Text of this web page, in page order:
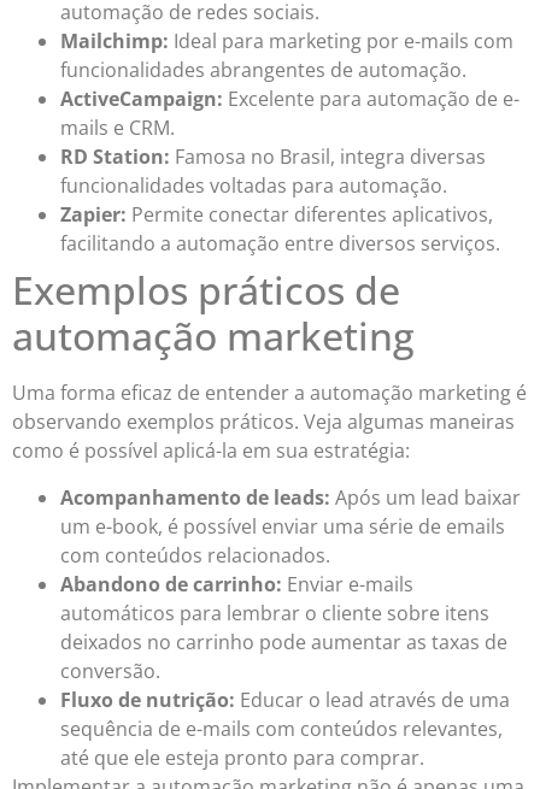
automação de redes sociais.
Mailchimp: Ideal para marketing por e-mails com
funcionalidades abrangentes de automação.
ActiveCampaign: Excelente para automação de e-
mails e CRM.
RD Station: Famosa no Brasil, integra diversas
funcionalidades voltadas para automação.
Zapier: Permite conectar diferentes aplicativos,
facilitando a automação entre diversos serviços.
Exemplos práticos de
automação marketing
Uma forma eficaz de entender a automação marketing é
observando exemplos práticos. Veja algumas maneiras
como é possível aplicá-la em sua estratégia:
Acompanhamento de leads: Após um lead baixar
um e-book, é possível enviar uma série de emails
com conteúdos relacionados.
Abandono de carrinho: Enviar e-mails
automáticos para lembrar o cliente sobre itens
deixados no carrinho pode aumentar as taxas de
conversão.
Fluxo de nutrição: Educar o lead através de uma
sequência de e-mails com conteúdos relevantes,
até que ele esteja pronto para comprar.